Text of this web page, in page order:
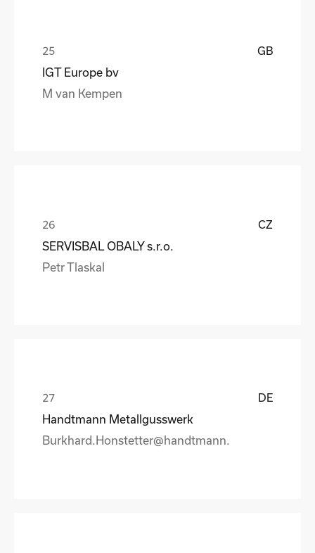
GB
IGT Europe bv
M van Kempen
CZ
SERVISBAL OBALY s.r.o.
Petr Tlaskal
DE
Handtmann Metallgusswerk
Burkhard.Honstetter@handtmann.